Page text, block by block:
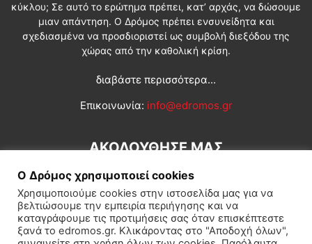
κύκλου; Σε αυτό το ερώτημα πρέπει, κατ’ αρχάς, να δώσουμε
μιαν απάντηση. Ο Δρόμος πρέπει ενσυνείδητα και
σχεδιασμένα να προσδιοριστεί ως συμβολή διεξόδου της
χώρας από την καθολική κρίση.
διαβάστε περισσότερα...
Επικοινωνία: info@edromos.gr
ΑΚΟΛΟΥΘΗΣΕ ΜΑΣ
Ο Δρόμος χρησιμοποιεί cookies
Χρησιμοποιούμε cookies στην ιστοσελίδα μας για να
βελτιώσουμε την εμπειρία περιήγησης και να
καταγράφουμε τις προτιμήσεις σας όταν επισκέπτεστε
ξανά το edromos.gr. Κλικάροντας στο "Αποδοχή όλων",